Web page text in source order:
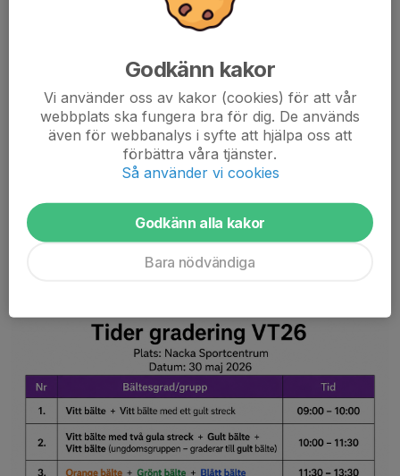
Den 22 augusti kl. 12:00 bjuder vi in utövare som missade
vårterminens gradering till extragradering. Observera att
graderingen är från 7 år (dvs. barn som tränar i våra 4-6
Läs mer
Tider för gradering VT26
Godkänn kakor
Vi använder oss av kakor (cookies) för att vår
webbplats ska fungera bra för dig. De används
även för webbanalys i syfte att hjälpa oss att
förbättra våra tjänster.
Så använder vi cookies
Godkänn alla kakor
Bara nödvändiga